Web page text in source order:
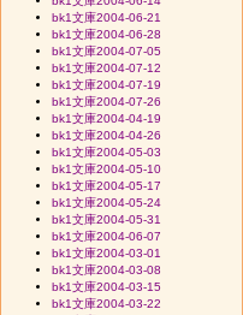
bk1文庫2004-06-21
bk1文庫2004-06-28
bk1文庫2004-07-05
bk1文庫2004-07-12
bk1文庫2004-07-19
bk1文庫2004-07-26
bk1文庫2004-04-19
bk1文庫2004-04-26
bk1文庫2004-05-03
bk1文庫2004-05-10
bk1文庫2004-05-17
bk1文庫2004-05-24
bk1文庫2004-05-31
bk1文庫2004-06-07
bk1文庫2004-03-01
bk1文庫2004-03-08
bk1文庫2004-03-15
bk1文庫2004-03-22